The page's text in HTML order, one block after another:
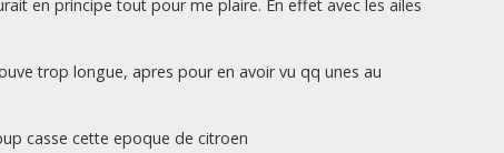
en principe tout pour me plaire. En effet avec les ailes
trop longue, apres pour en avoir vu qq unes au
casse cette epoque de citroen